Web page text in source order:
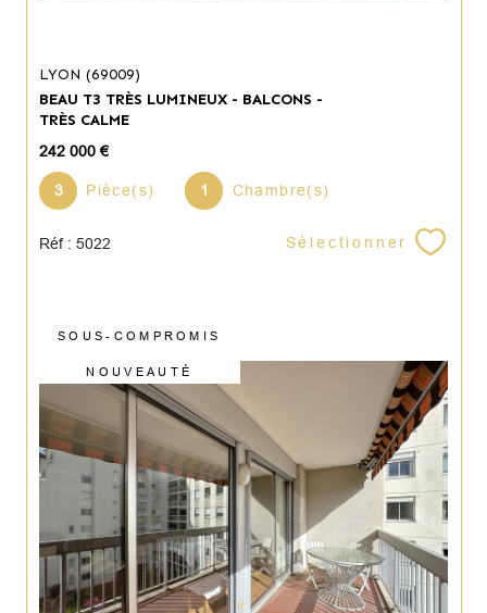
LYON (69009)
BEAU T3 TRÈS LUMINEUX - BALCONS -
TRÈS CALME
242 000 €
3 Pièce(s) 1 Chambre(s)
Réf : 5022 Sélectionner
SOUS-COMPROMIS
NOUVEAUTÉ